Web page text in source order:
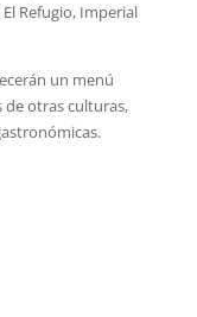
Refugio, Imperial
un menú
de otras culturas,